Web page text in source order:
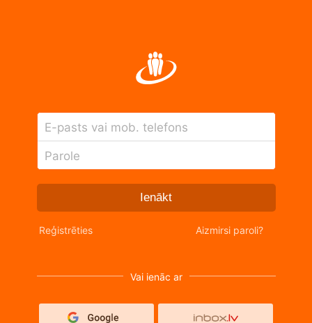
E-pasts vai mob. telefons
Parole
Ienākt
Reģistrēties Aizmirsi paroli?
Vai ienāc ar